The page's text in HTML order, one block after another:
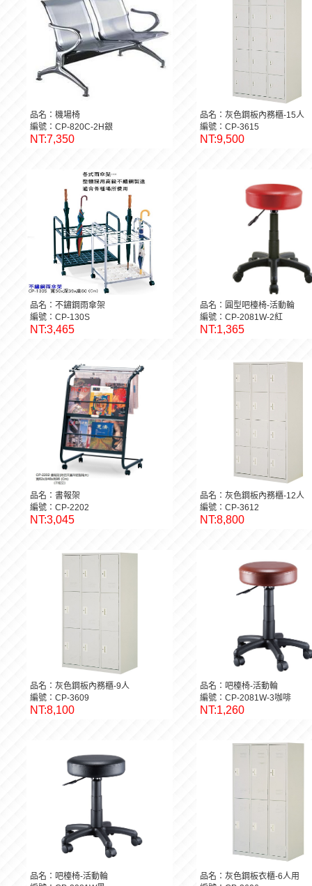
品名：機場椅
編號：CP-820C-2H銀
NT:7,350
品名：灰色鋼板內務櫃-15人
編號：CP-3615
NT:9,500
品名：不鏽鋼雨傘架
編號：CP-130S
NT:3,465
品名：圓型吧檯椅-活動輪
編號：CP-2081W-2紅
NT:1,365
品名：書報架
編號：CP-2202
NT:3,045
品名：灰色鋼板內務櫃-12人
編號：CP-3612
NT:8,800
品名：灰色鋼板內務櫃-9人
編號：CP-3609
NT:8,100
品名：吧檯椅-活動輪
編號：CP-2081W-3咖啡
NT:1,260
品名：吧檯椅-活動輪
品名：灰色鋼板衣櫃-6人用